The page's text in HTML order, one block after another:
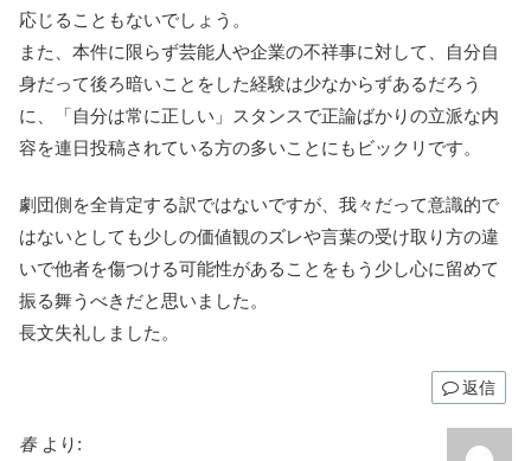
応じることもないでしょう。
また、本件に限らず芸能人や企業の不祥事に対して、自分自
身だって後ろ暗いことをした経験は少なからずあるだろう
に、「自分は常に正しい」スタンスで正論ばかりの立派な内
容を連日投稿されている方の多いことにもビックリです。
劇団側を全肯定する訳ではないですが、我々だって意識的で
はないとしても少しの価値観のズレや言葉の受け取り方の違
いで他者を傷つける可能性があることをもう少し心に留めて
振る舞うべきだと思いました。
長文失礼しました。
返信
春 より: